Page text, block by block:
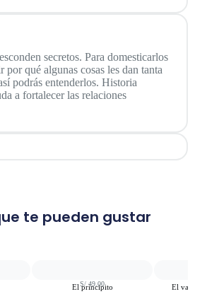
secretos. Para domesticarlos
por qué algunas cosas les dan tanta
podrás entenderlos. Historia
a fortalecer las relaciones
te pueden gustar
El principito
S/ 49.00 El